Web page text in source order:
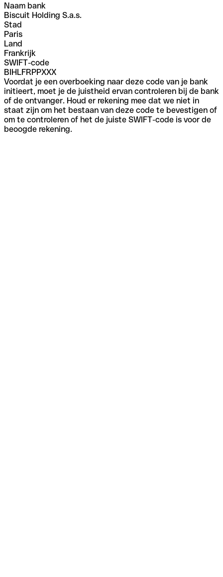
Naam bank
Biscuit Holding S.a.s.
Stad
Paris
Land
Frankrijk
SWIFT-code
BIHLFRPPXXX
Voordat je een overboeking naar deze code van je bank
initieert, moet je de juistheid ervan controleren bij de bank
of de ontvanger. Houd er rekening mee dat we niet in
staat zijn om het bestaan van deze code te bevestigen of
om te controleren of het de juiste SWIFT-code is voor de
beoogde rekening.